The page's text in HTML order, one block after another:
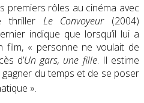
premiers rôles au cinéma avec
thriller Le Convoyeur(2004)
indique que lorsqu’il lui a
film, « personne ne voulait de
d’Un gars, une fille. Il estime
gagner du temps et de se poser
».